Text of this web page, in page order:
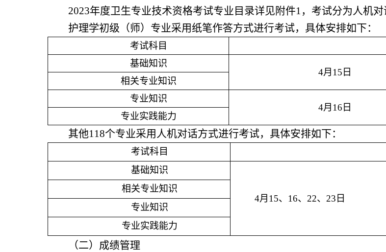
2023年度卫生专业技术资格考试专业目录详见附件1，考试分为人机对
护理学初级（师）专业采用纸笔作答方式进行考试，具体安排如下：
考试科目
基础知识
4月 15 日
相关专业知识
专业知识
4月16 日
专业实践能力
其他118个专业采用人机对话方式进行考试，具体安排如下：
考试科目
基础知识
4月 15、16、 22、 23 日
相关专业知识
专业知识
专业实践能力
（二）成绩管理